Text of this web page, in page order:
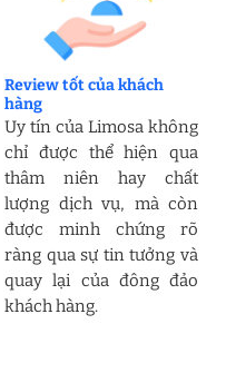
Review tốt của khách
hàng
Uy tín của Limosa không
chỉ được thể hiện qua
thâm niên hay chất
lượng dịch vụ, mà còn
được minh chứng rõ
ràng qua sự tin tưởng và
quay lại của đông đảo
khách hàng.